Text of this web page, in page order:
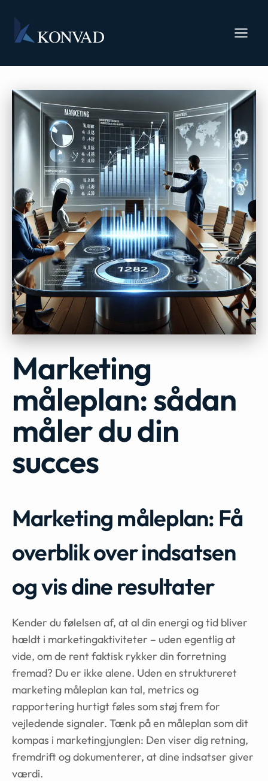
Marketing
måleplan: sådan
måler du din
succes
Marketing måleplan: Få
overblik over indsatsen
og vis dine resultater
Kender du følelsen af, at al din energi og tid bliver
hældt i marketingaktiviteter – uden egentlig at
vide, om de rent faktisk rykker din forretning
fremad? Du er ikke alene. Uden en struktureret
marketing måleplan kan tal, metrics og
rapportering hurtigt føles som støj frem for
vejledende signaler. Tænk på en måleplan som dit
kompas i marketingjunglen: Den viser dig retning,
fremdrift og dokumenterer, at dine indsatser giver
værdi.